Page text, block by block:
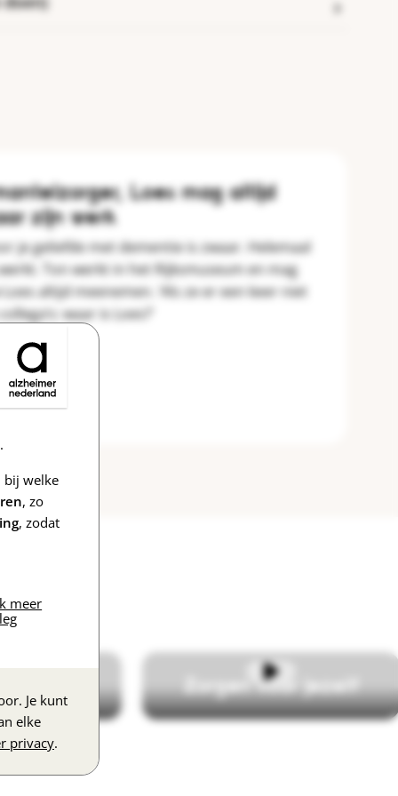
bij welke
, zo
, zodat
meer
Je kunt
elke
privacy.
Loes mag altijd
zijn werk
je geliefde met dementie is zwaar. Helemaal
Ton werkt in het Rijksmuseum en mag
altijd meenemen. ‘Als ze er een keer niet
waar is Loes?’
Zorgen voor jezelf